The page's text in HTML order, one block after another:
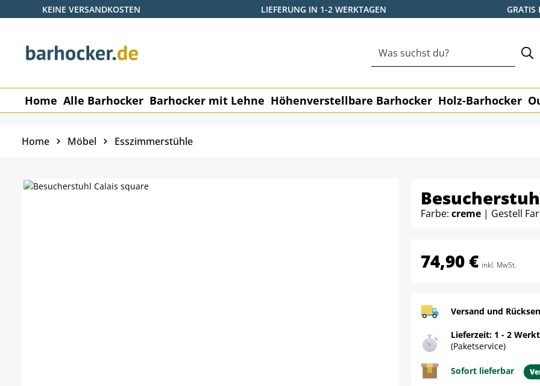
Hauptinhalt springen
Zur Suche springen
Zur Hauptnavigation springen
KEINE VERSANDKOSTEN LIEFERUNG IN 1-2 WERKTAGEN GRATIS
Home Alle Barhocker Barhocker mit Lehne Höhenverstellbare Barhocker Holz-Barhocker
Home Möbel Esszimmerstühle
Farbe: creme | Gestell
74,90 € inkl. MwSt.
Versand und
Lieferzeit: 1 - 2
(Paketservice)
Sofort lieferbar